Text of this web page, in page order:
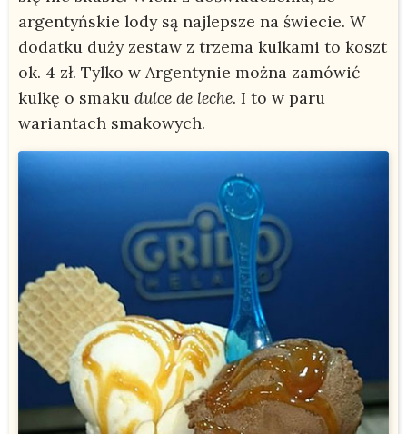
argentyńskie lody są najlepsze na świecie. W
dodatku duży zestaw z trzema kulkami to koszt
ok. 4 zł. Tylko w Argentynie można zamówić
kulkę o smaku dulce de leche. I to w paru
wariantach smakowych.